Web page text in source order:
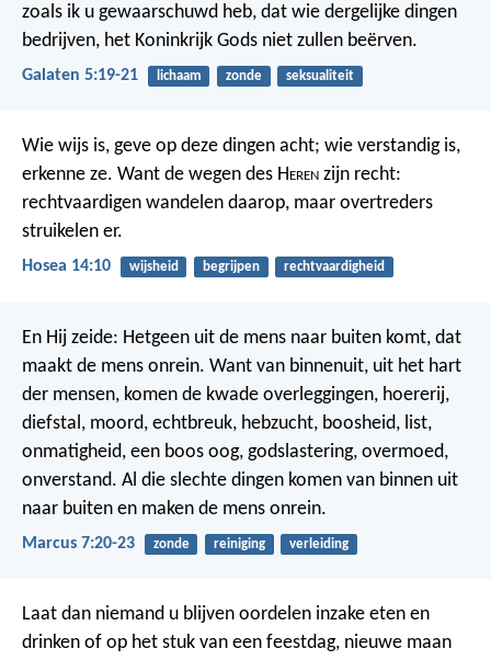
zoals ik u gewaarschuwd heb, dat wie dergelijke dingen
bedrijven, het Koninkrijk Gods niet zullen beërven.
Galaten 5:19-21 lichaam zonde seksualiteit
Wie wijs is, geve op deze dingen acht; wie verstandig is,
erkenne ze. Want de wegen des Heren zijn recht:
rechtvaardigen wandelen daarop, maar overtreders
struikelen er.
Hosea 14:10 wijsheid begrijpen rechtvaardigheid
En Hij zeide: Hetgeen uit de mens naar buiten komt, dat
maakt de mens onrein. Want van binnenuit, uit het hart
der mensen, komen de kwade overleggingen, hoererij,
diefstal, moord, echtbreuk, hebzucht, boosheid, list,
onmatigheid, een boos oog, godslastering, overmoed,
onverstand. Al die slechte dingen komen van binnen uit
naar buiten en maken de mens onrein.
Marcus 7:20-23 zonde reiniging verleiding
Laat dan niemand u blijven oordelen inzake eten en
drinken of op het stuk van een feestdag, nieuwe maan